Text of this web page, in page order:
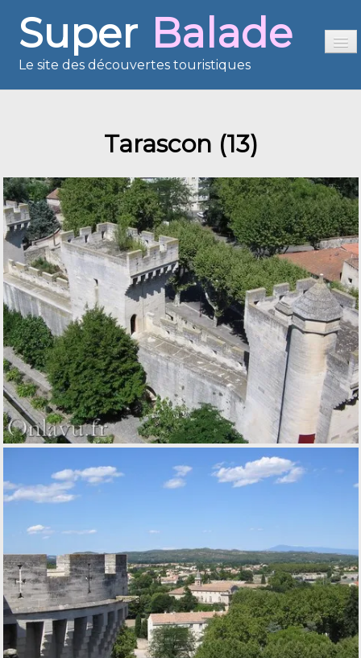
Super Balade
Le site des découvertes touristiques
Reportages
France en images
Europe en images
Les îles en images
Voisins du Net
Tarascon (13)